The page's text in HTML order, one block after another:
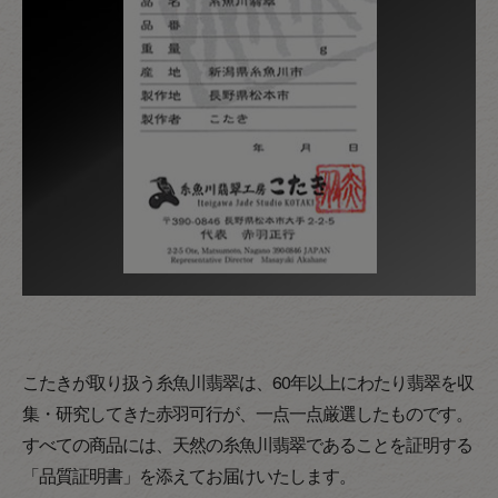
こたきが取り扱う糸魚川翡翠は、60年以上にわたり翡翠を収
集・研究してきた赤羽可行が、一点一点厳選したものです。
すべての商品には、天然の糸魚川翡翠であることを証明する
「品質証明書」を添えてお届けいたします。